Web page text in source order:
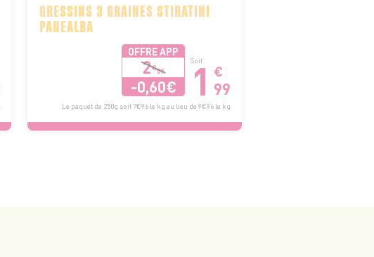
GRESSINS 3 GRAINES STIRATINI
PANEALBA
OFFRE APP
2€59
-0,60€
Soit
1 €
99
Le paquet de 250g soit 7€96 le kg au lieu de 9€96 le kg